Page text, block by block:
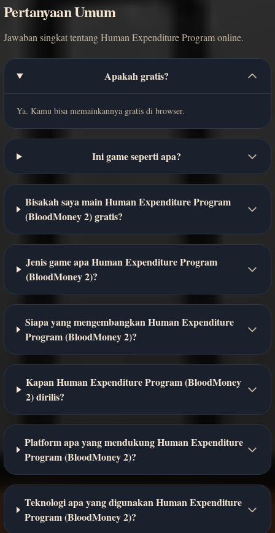
Pertanyaan Umum
Jawaban singkat tentang Human Expenditure Program online.
Apakah gratis?
Ya. Kamu bisa memainkannya gratis di browser.
Ini game seperti apa?
Bisakah saya main Human Expenditure Program
(BloodMoney 2) gratis?
Jenis game apa Human Expenditure Program
(BloodMoney 2)?
Siapa yang mengembangkan Human Expenditure
Program (BloodMoney 2)?
Kapan Human Expenditure Program (BloodMoney
2) dirilis?
Platform apa yang mendukung Human Expenditure
Program (BloodMoney 2)?
Teknologi apa yang digunakan Human Expenditure
Program (BloodMoney 2)?